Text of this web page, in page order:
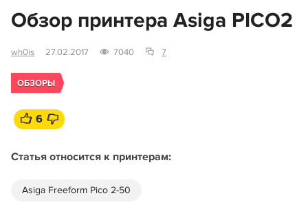
Обзор принтера Asiga PICO2
wh0is 27.02.2017 7040 7
ОБЗОРЫ
6
Статья относится к принтерам:
Asiga Freeform Pico 2-50